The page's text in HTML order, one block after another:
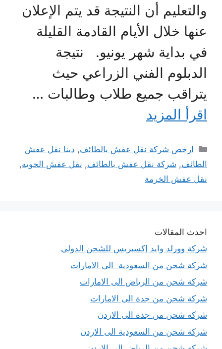
والتعليم أن النتيجة قد يتم الإعلان
عنها خلال الأيام القادمة القليلة
في بداية شهر يونيو. نتيجة
الدبلوم الفني الزراعي حيث
يتراقب جميع طلاب وطالبات …
اقرأ المزيد
التصنيفات
ارخص شركة نقل عفش بالطائف, دينا نقل عفش
الطائف, شركة نقل عفش بالطائف, نقل عفش الحويه,
نقل عفش الخرمة
احدث المقالات
شركة وورلد وايد إكسبريس للشحن الدولي
شركة شحن من السعودية الى الامارات
شركة شحن من الرياض الى الامارات
شركة شحن من جدة الى الامارات
شركة شحن من جدة الى الاردن
شركة شحن من السعودية الى الاردن